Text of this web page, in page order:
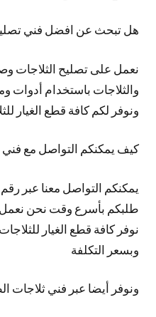
هل تبحث عن افضل فني
نعمل على تصليح الثلاجات
والثلاجات باستخدام أدوات
ونوفر لكم كافة قطع الغيار
كيف يمكنكم التواصل مع فني
يمكنكم التواصل معنا عبر
طلبكم بأسرع وقت نحن نعمل
نوفر كافة قطع الغيار
وبسعر التكلفة
ونوفر أيضا عبر فني ثلاجات